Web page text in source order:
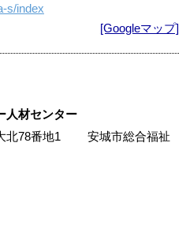
s/index
[Googleマップ]
材センター
北78番地1 安城市総合福祉